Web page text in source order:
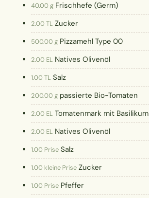
40.00 g Frischhefe (Germ)
2.00 TL Zucker
500.00 g Pizzamehl Type 00
2.00 EL Natives Olivenöl
1.00 TL Salz
200.00 g passierte Bio-Tomaten
2.00 EL Tomatenmark mit Basilikum
2.00 EL Natives Olivenöl
1.00 Prise Salz
1.00 kleine Prise Zucker
1.00 Prise Pfeffer